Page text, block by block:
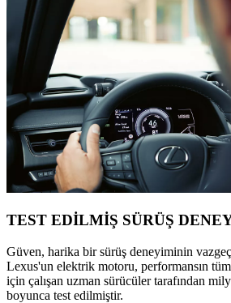
TEST EDİLMİŞ SÜRÜŞ
Güven, harika bir sürüş deneyiminin
Lexus'un elektrik motoru, performansın
için çalışan uzman sürücüler tarafından
boyunca test edilmiştir.